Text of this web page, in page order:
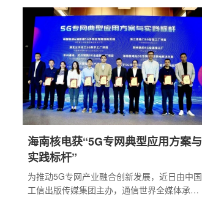
海南核电获“5G专网典型应用方案与
实践标杆”
为推动5G专网产业融合创新发展，近日由中国
工信出版传媒集团主办，通信世界全媒体承办